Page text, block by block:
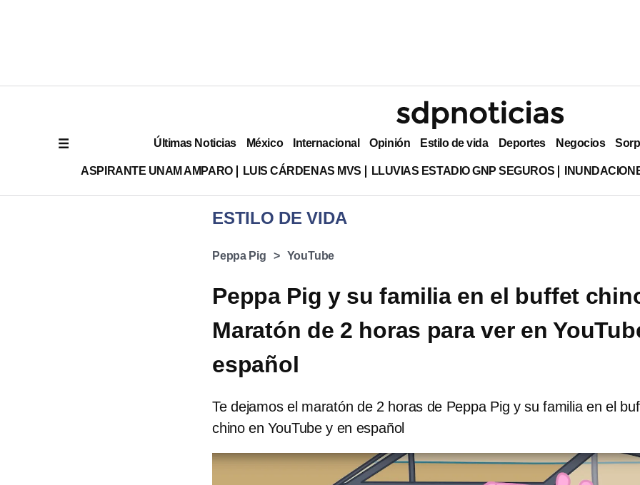
Últimas Noticias México Internacional Opinión Estilo de vida Deportes Negocios
ASPIRANTE UNAM AMPARO LUIS CÁRDENAS MVS LLUVIAS ESTADIO GNP SEGUROS
ESTILO DE VIDA
Peppa Pig YouTube
Peppa Pig y su familia en el buffet
Maratón de 2 horas para ver en
español
Te dejamos el maratón de 2 horas de Peppa Pig y su familia en el
chino en YouTube y en español